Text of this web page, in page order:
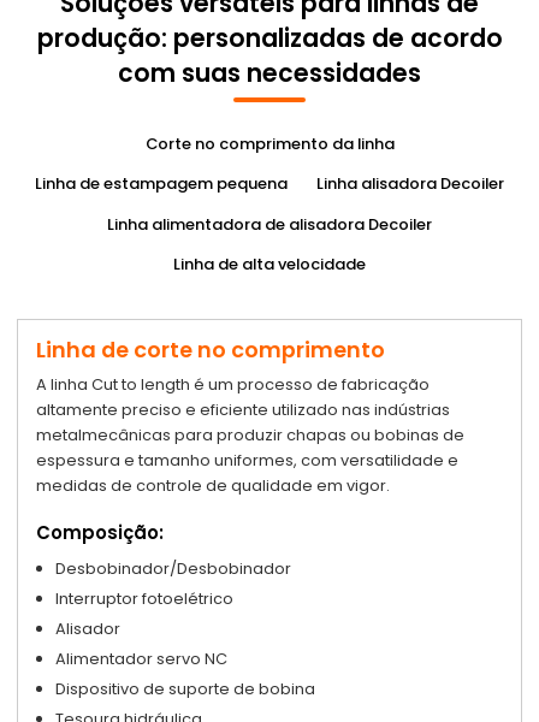
produção: personalizadas de acordo
com suas necessidades
Corte no comprimento da linha
Linha de estampagem pequena
Linha alisadora Decoiler
Linha alimentadora de alisadora Decoiler
Linha de alta velocidade
Linha de corte no comprimento
A linha Cut to length é um processo de fabricação
altamente preciso e eficiente utilizado nas indústrias
metalmecânicas para produzir chapas ou bobinas de
espessura e tamanho uniformes, com versatilidade e
medidas de controle de qualidade em vigor.
Composição:
Desbobinador/Desbobinador
Interruptor fotoelétrico
Alisador
Alimentador servo NC
Dispositivo de suporte de bobina